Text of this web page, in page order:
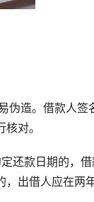
造。借款人签
对。
还款日期的，借
，出借人应在两